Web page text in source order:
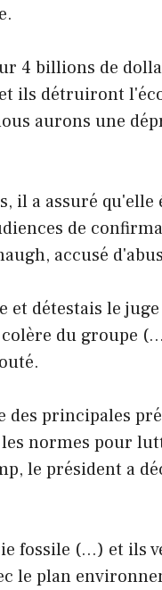
4 billions de
ils détruiront
aurons une
il a assuré
de
accusé
et détestais le
du groupe
principales
les normes pour
le président a
fossile (…) et ils
le plan